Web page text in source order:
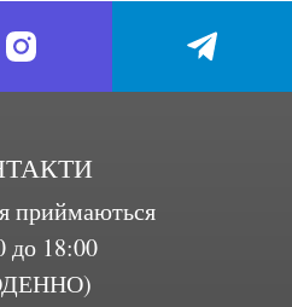
приймаються
до 18:00